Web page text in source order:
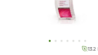
13.2